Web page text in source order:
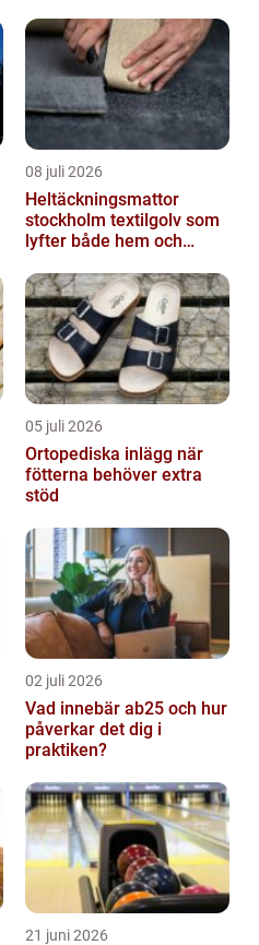
08 juli 2026
Heltäckningsmattor
stockholm textilgolv som
lyfter både hem och
05 juli 2026
Ortopediska inlägg när
fötterna behöver extra
stöd
02 juli 2026
Vad innebär ab25 och hur
påverkar det dig i
praktiken?
21 juni 2026